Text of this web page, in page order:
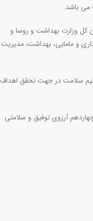
می باشد.
کل وزارت بهداشت و روسا و
و مامایی، بهداشت، مدیریت
سلامت در جهت تحقق اهداف
آرزوی توفیق و سلامتی